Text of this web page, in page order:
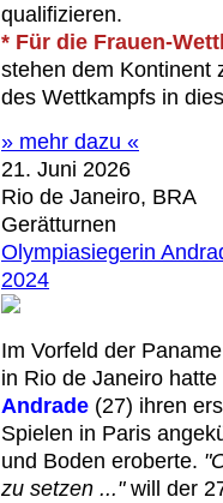
qualifizieren.
* Für die Frauen-
stehen dem Kontinent
des Wettkampfs in
» mehr dazu «
21. Juni 2026
Rio de Janeiro, BRA
Gerätturnen
Olympiasiegerin
2024
Im Vorfeld der
in Rio de Janeiro
Andrade (27) ihren
Spielen in Paris
und Boden eroberte.
zu setzen ..."will der